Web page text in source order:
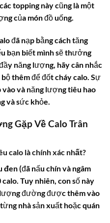
topping này cũng là một
của món đồ uống.
đã nạp bằng cách tăng
bạn biết mình sẽ thưởng
năng lượng, hãy cân nhắc
thêm để đốt cháy calo. Sự
và năng lượng tiêu hao
và sức khỏe.
Gặp Về Calo Trân
calo là chính xác nhất?
đen(đã nấu chín và ngâm
Tuy nhiên, con số này
đường được thêm vào
nhà sản xuất hoặc quán